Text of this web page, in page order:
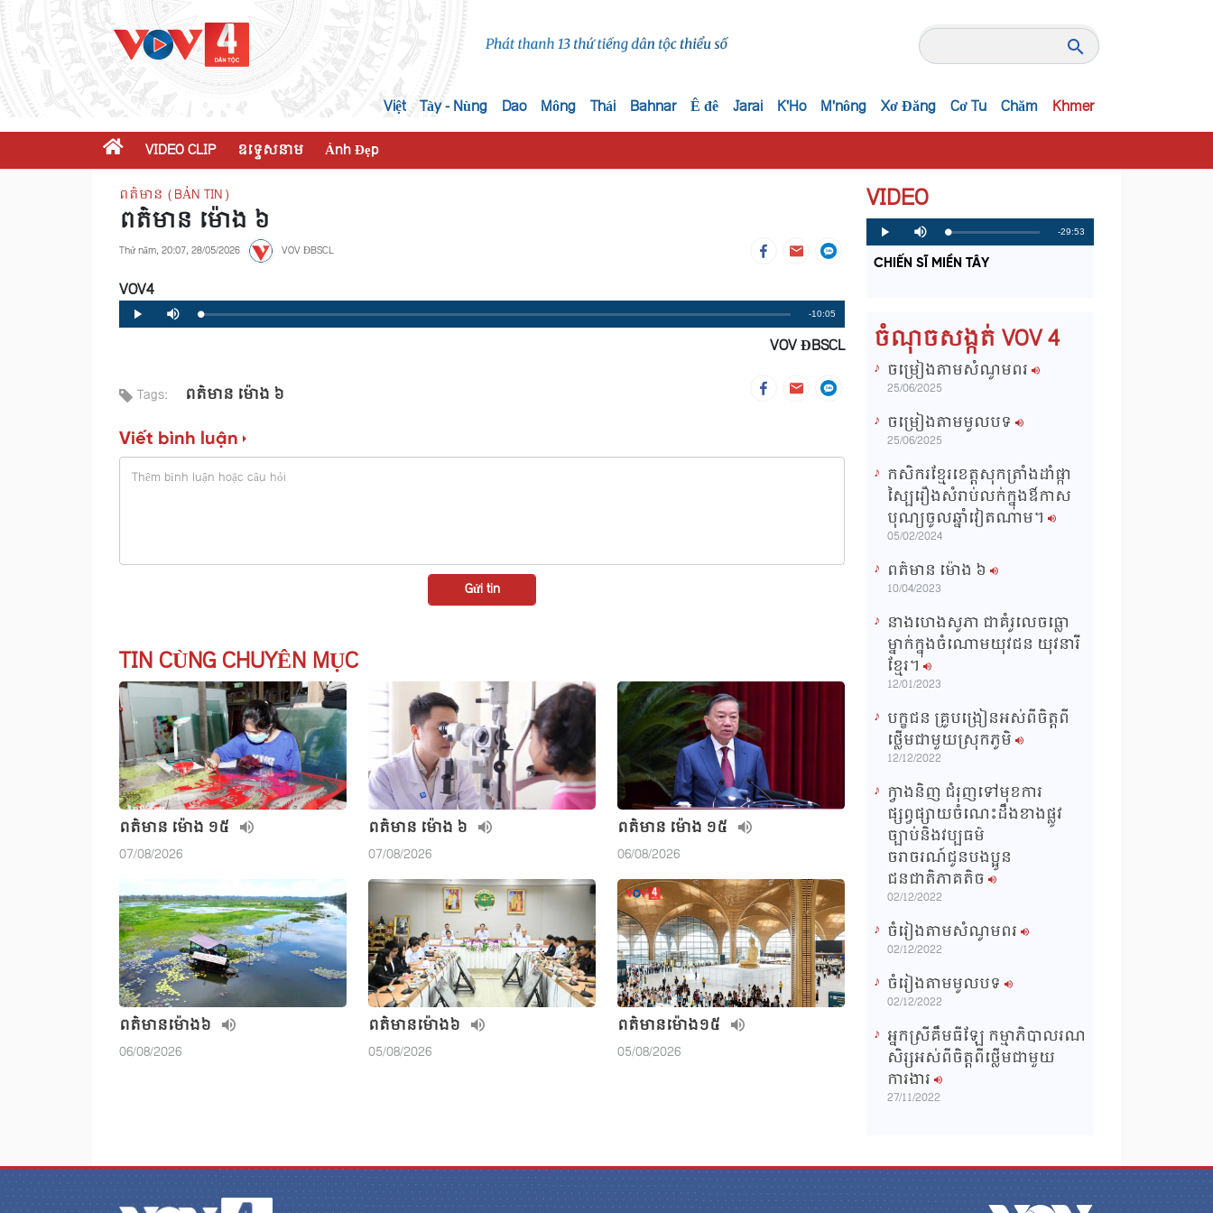
Việt Tày - Nùng Dao Mông Thái Bahnar Ê đê Jarai K'Ho M'nông Xơ Đăng Cơ Tu Chăm Khmer
VIDEO CLIP ឧទ្ទេសនាម Ảnh Đẹp
ពត៌មាន (BẢN TIN)
ពត៌មាន ម៉ោង​ ៦
Thứ năm, 20:07, 28/05/2026 VOV ĐBSCL
VOV4
Play Mute Loaded:
0%
Progress:
0%
Remaining
Time
-10:05
VOV ĐBSCL
Tags: ពត៌មាន ម៉ោង​ ៦
Viết bình luận
TIN CÙNG CHUYÊN MỤC
ពត៌មាន ម៉ោង ១៥
07/08/2026
ពត៌មាន ម៉ោង​ ៦
07/08/2026
ពត៌មាន ម៉ោង ១៥
06/08/2026
ពត៌មាន​ម៉ោង៦
06/08/2026
ពត៌មាន​ម៉ោង៦
05/08/2026
ពត៌មាន​ម៉ោង១៥
05/08/2026
VIDEO
P
l
y
M
u
e
L
o
a
d
P
r
o
g
R
i
T
i
-29:53
CHIẾN SĨ MIỀN TÂY
ចំណុចសង្កត់ VOV 4
ចម្រៀងតាមសំណូមពរ
25/06/2025
ចម្រៀងតាមមូលបទ
25/06/2025
កសិករខ្មែរខេត្តសុកត្រាំងដាំផ្កា
ស្បៃរឿងសំរាប់លក់ក្នុងឳកាស
បុណ្យចូលឆ្នាំវៀតណាម។
05/02/2024
ពត៌មាន ម៉ោង​ ៦
10/04/2023
នាងហេងសូភា ជាគំរូលេចធ្លោ
ម្នាក់ក្នុងចំណោមយុវជន យុវនារី
ខ្មែរ។
12/01/2023
បក្ខជន គ្រូបង្រៀនអស់ពីចិត្តពី
ថ្លើមជាមួយស្រុកភូមិ
12/12/2022
ក្វាងនិញ ជំរុញទៅមុខការ
ផ្សព្វផ្សាយចំណេះដឹងខាងផ្លូវ
ច្បាប់និងវប្បធម៌
ចរាចរណ៍ជូនបងប្អូន
ជនជាតិភាគតិច
02/12/2022
ចំរៀងតាមសំណូមពរ
02/12/2022
ចំរៀងតាមមូលបទ
02/12/2022
អ្នកស្រីគឹមធីឡែ កម្មាភិបាលរណ
សិរ្សអស់ពីចិត្តពីថ្លើមជាមួយ
ការងារ
27/11/2022